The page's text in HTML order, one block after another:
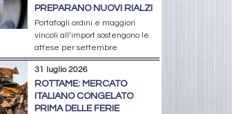
PREPARANO NUOVI RIALZI
Portafogli ordini e maggiori
vincoli all’import sostengono le
attese per settembre
31 luglio 2026
ROTTAME: MERCATO
ITALIANO CONGELATO
PRIMA DELLE FERIE